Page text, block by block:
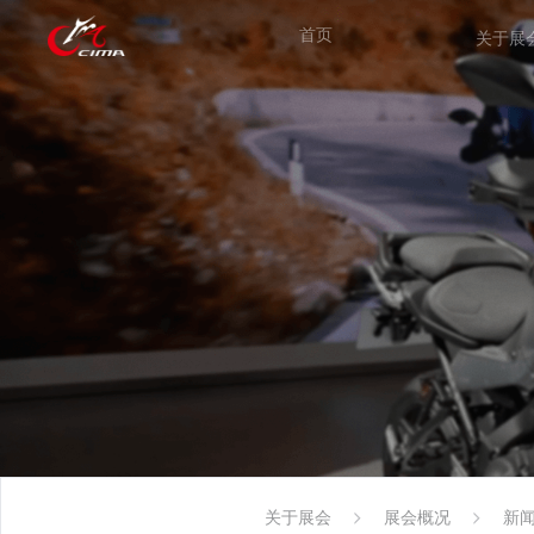
首页 关于展
关于展会 展会概况 新